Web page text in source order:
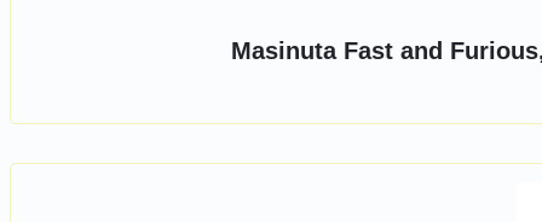
Masinuta Fast and